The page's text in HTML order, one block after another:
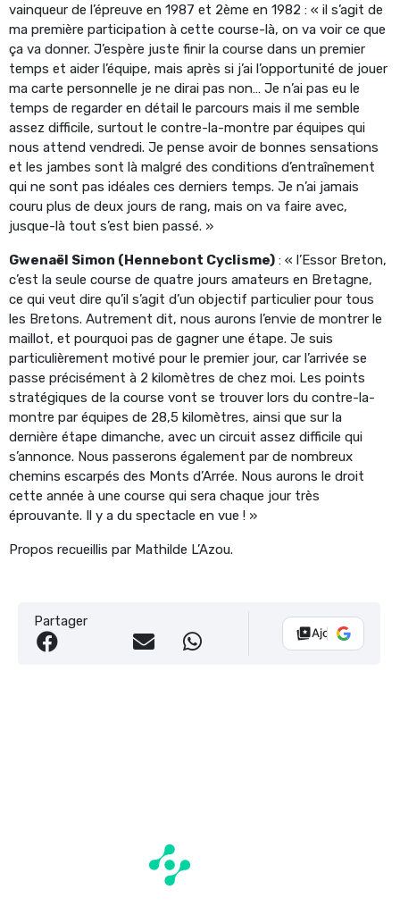
vainqueur de l’épreuve en 1987 et 2ème en 1982 : « il s’agit de
ma première participation à cette course-là, on va voir ce que
ça va donner. J’espère juste finir la course dans un premier
temps et aider l’équipe, mais après si j’ai l’opportunité de jouer
ma carte personnelle je ne dirai pas non… Je n’ai pas eu le
temps de regarder en détail le parcours mais il me semble
assez difficile, surtout le contre-la-montre par équipes qui
nous attend vendredi. Je pense avoir de bonnes sensations
et les jambes sont là malgré des conditions d’entraînement
qui ne sont pas idéales ces derniers temps. Je n’ai jamais
couru plus de deux jours de rang, mais on va faire avec,
jusque-là tout s’est bien passé. »
Gwenaël Simon (Hennebont Cyclisme) : « l’Essor Breton,
c’est la seule course de quatre jours amateurs en Bretagne,
ce qui veut dire qu’il s’agit d’un objectif particulier pour tous
les Bretons. Autrement dit, nous aurons l’envie de montrer le
maillot, et pourquoi pas de gagner une étape. Je suis
particulièrement motivé pour le premier jour, car l’arrivée se
passe précisément à 2 kilomètres de chez moi. Les points
stratégiques de la course vont se trouver lors du contre-la-
montre par équipes de 28,5 kilomètres, ainsi que sur la
dernière étape dimanche, avec un circuit assez difficile qui
s’annonce. Nous passerons également par de nombreux
chemins escarpés des Monts d’Arrée. Nous aurons le droit
cette année à une course qui sera chaque jour très
éprouvante. Il y a du spectacle en vue ! »
Propos recueillis par Mathilde L’Azou.
Partager
Ajouter Vélo